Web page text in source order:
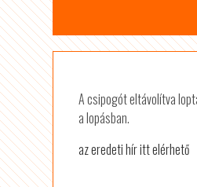
A csipogót eltávolítva
a lopásban.
az eredeti hír itt elérhető